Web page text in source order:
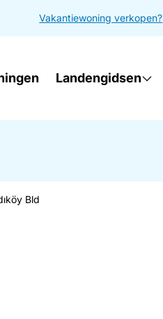
Vakantiewoning verkopen?
Landengidsen
Bld